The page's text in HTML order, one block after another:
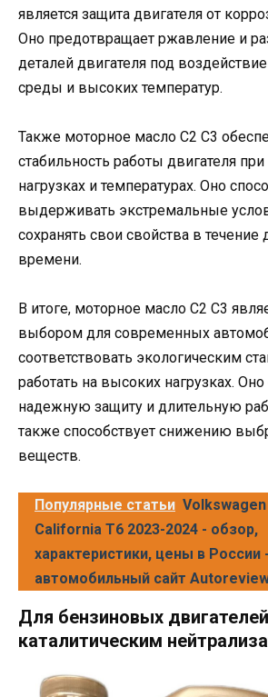
является защита двигателя от
Оно предотвращает ржавление и
деталей двигателя под
среды и высоких температур.
Также моторное масло C2 C3
стабильность работы двигателя
нагрузках и температурах. Оно
выдерживать экстремальные
сохранять свои свойства в течение
времени.
В итоге, моторное масло C2 C3
выбором для современных
соответствовать экологическим
работать на высоких нагрузках.
надежную защиту и длительную
также способствует снижению
веществ.
Популярные статьи Volkswagen
California T6 2023-2024 - обзор,
характеристики, цены в России -
автомобильный сайт
Для бензиновых
каталитическим